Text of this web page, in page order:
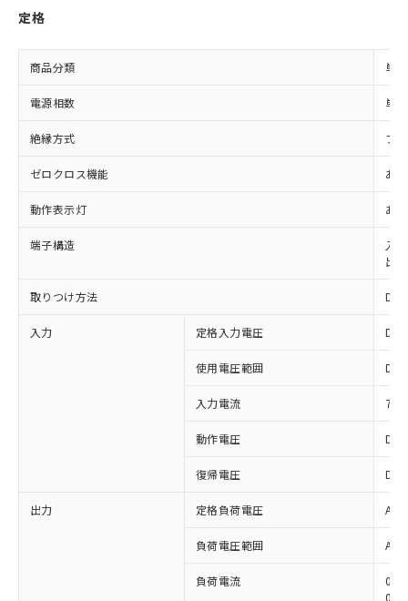
定格
商品分類 単
電源相数 単相
絶縁方式 フ
ゼロクロス機能 あり
動作表示灯 あ
端子構造
入
出
取りつけ方法 DIN
入力 定格入力電圧
使用電圧範囲
入力電流
動作電圧
復帰電圧
出力 定格負荷電圧
負荷電圧範囲
負荷電流
0.1
0.1
対応済み：EU RoHS指令（10物質）の
非含有に対応した製品が提供可能な商品で